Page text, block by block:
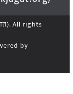
. All rights
by